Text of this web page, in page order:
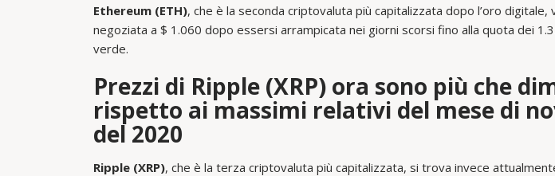
Ethereum (ETH), che è la seconda criptovaluta più capitalizzata dopo l’oro digitale,
negoziata a $ 1.060 dopo essersi arrampicata nei giorni scorsi fino alla quota dei
verde.
Prezzi di Ripple (XRP) ora sono più che
rispetto ai massimi relativi del mese di
del 2020
Ripple (XRP), che è la terza criptovaluta più capitalizzata, si trova invece